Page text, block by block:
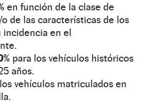
en función de la clase de
de las características de los
incidencia en el
para los vehículos históricos
años.
vehículos matriculados en